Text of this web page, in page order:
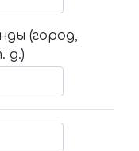
(город,
д.)